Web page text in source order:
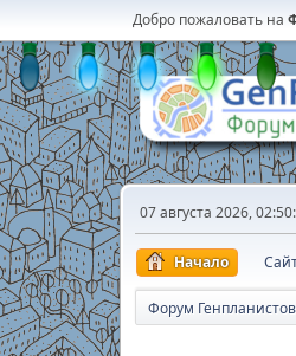
Добро пожаловать на
07 августа 2026,
Начало
Форум Генпланистов